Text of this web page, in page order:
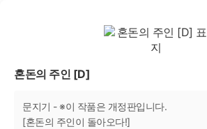
혼돈의 주인 [D]
문지기 - ※이 작품은 개정판입니다.
[혼돈의 주인이 돌아오다!]